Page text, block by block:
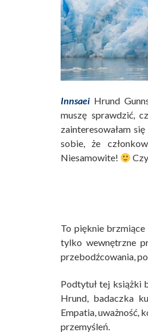
Innsaei Hrund
muszę sprawdzić,
zainteresowałam
sobie, że
Niesamowite!
To pięknie
tylko wewnętrzne
przebodźcowania,
Podtytuł tej książki
Hrund, badaczka
Empatia, uważność,
przemyśleń.